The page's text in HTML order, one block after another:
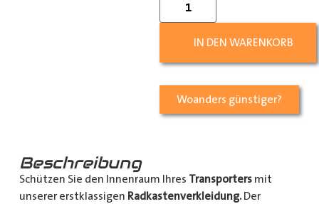
IN DEN WARENKORB
Woanders günstiger?
Beschreibung
Schützen Sie den Innenraum Ihres Transportersmit
unserer erstklassigen Radkastenverkleidung.Der